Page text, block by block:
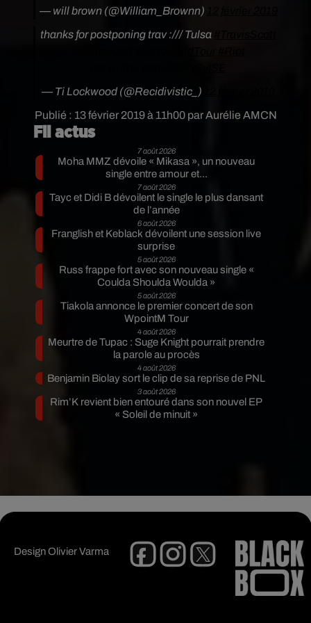
Publié : 13 février 2019 à 11h00 par Aurélie AMCN
— will brown (@William_Brownn)
thanks for postponing trav :/// Tulsa
— Ti Lockwood (@Recidivistic_)
Fil actus
7 août 2026
Moha MMZ dévoile « Mikasa », un nouveau
single entre amour et...
7 août 2026
Tayc et Didi B dévoilent le single le plus dansant
de l’année
6 août 2026
Franglish et Keblack dévoilent une session live
surprise
5 août 2026
Russ frappe fort avec son nouveau single «
Coulda Shoulda Woulda »
5 août 2026
Tiakola annonce le premier concert de son
WpointM Tour
4 août 2026
Meurtre de Tupac : Suge Knight pourrait prendre
la parole au procès
4 août 2026
Benjamin Biolay sort le clip de sa reprise de PNL
3 août 2026
Rim’K revient bien entouré dans son nouvel EP
« Soleil de minuit »
DesignOlivier Varma